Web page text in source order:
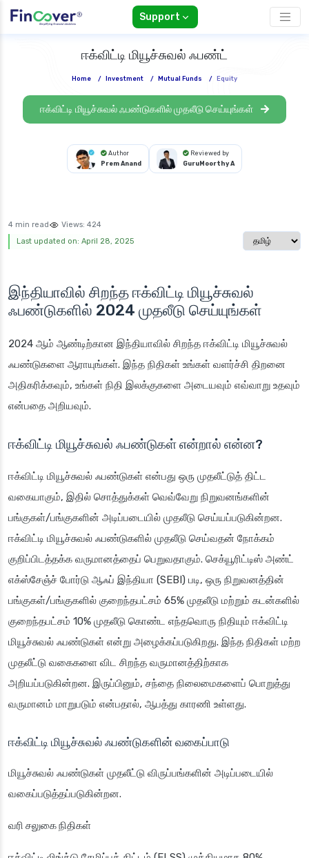
Support
ஈக்விட்டி மியூச்சுவல் ஃபண்ட்
Home / Investment / Mutual Funds / Equity
ஈக்விட்டி மியூச்சுவல் ஃபண்டுகளில் முதலீடு செய்யுங்கள்
Author
Prem Anand
Reviewed by
GuruMoorthy A
4 min read Views: 424
Last updated on: April 28, 2025
Select
இந்தியாவில் சிறந்தஈக்விட்டி மியூச்சுவல்
ஃபண்டுகளில் 2024 முதலீடு செய்யுங்கள்
2024 ஆம் ஆண்டிற்கான இந்தியாவில் சிறந்த ஈக்விட்டி மியூச்சுவல்
ஃபண்டுகளை ஆராயுங்கள். இந்த நிதிகள் உங்கள் வளர்ச்சி திறனை
அதிகரிக்கவும், உங்கள் நிதி இலக்குகளை அடையவும் எவ்வாறு உதவும்
என்பதை அறியவும்.
ஈக்விட்டி மியூச்சுவல் ஃபண்டுகள் என்றால் என்ன?
ஈக்விட்டி மியூச்சுவல் ஃபண்டுகள் என்பது ஒரு முதலீட்டுத் திட்ட
வகையாகும், இதில் சொத்துக்கள் வெவ்வேறு நிறுவனங்களின்
பங்குகள்/பங்குகளின் அடிப்படையில் முதலீடு செய்யப்படுகின்றன.
ஈக்விட்டி மியூச்சுவல் ஃபண்டுகளில் முதலீடு செய்வதன் நோக்கம்
குறிப்பிடத்தக்க வருமானத்தைப் பெறுவதாகும். செக்யூரிட்டிஸ் அண்ட்
எக்ஸ்சேஞ்ச் போர்டு ஆஃப் இந்தியா (SEBI) படி, ஒரு நிறுவனத்தின்
பங்குகள்/பங்குகளில் குறைந்தபட்சம் 65% முதலீடு மற்றும் கடன்களில்
குறைந்தபட்சம் 10% முதலீடு கொண்ட எந்தவொரு நிதியும் ஈக்விட்டி
மியூச்சுவல் ஃபண்டுகள் என்று அழைக்கப்படுகிறது. இந்த நிதிகள் மற்ற
முதலீட்டு வகைகளை விட சிறந்த வருமானத்திற்காக
அறியப்படுகின்றன. இருப்பினும், சந்தை நிலைமைகளைப் பொறுத்து
வருமானம் மாறுபடும் என்பதால், ஆபத்து காரணி உள்ளது.
ஈக்விட்டி மியூச்சுவல் ஃபண்டுகளின் வகைப்பாடு
மியூச்சுவல் ஃபண்டுகள் முதலீட்டு விருப்பங்களின் அடிப்படையில்
வகைப்படுத்தப்படுகின்றன.
வரி சலுகை நிதிகள்